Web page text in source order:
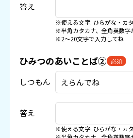
答え
※使える文字: ひらがな・カ
※半角カタカナ、全角英数字
※2〜20文字で入力してね
ひみつのあいことば② 必須
しつもん
答え
※使える文字: ひらがな・カ